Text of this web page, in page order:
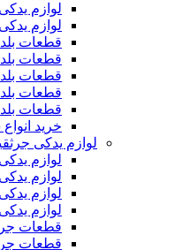
لوازم یدکی بلدوزر
لوازم یدکی بلدوزر
قطعات بلدوزر
قطعات بلدوزر هپکو
قطعات بلدوزر لیبهر
قطعات بلدوزر
قطعات بلدوزر
خرید انواع سوپر
لوازم یدکی جرثقیل
لوازم یدکی جرثقیل
لوازم یدکی جرثقیل
لوازم یدکی جرثقیل
لوازم یدکی جرثقیل
قطعات جرثقیل
قطعات جرثقیل هینو